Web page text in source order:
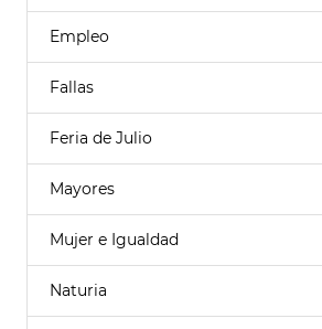
Empleo
Fallas
Feria de Julio
Mayores
Mujer e Igualdad
Naturia